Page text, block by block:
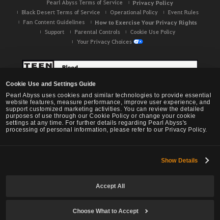
Cookie Use and Settings Guide
Pearl Abyss uses cookies and similar technologies to provide essential
website features, measure performance, improve user experience, and
support customized marketing activities. You can review the detailed
purposes of use through our Cookie Policy or change your cookie
settings at any time. For further details regarding Pearl Abyss's
processing of personal information, please refer to our Privacy Policy.
Show Details
Accept All
Choose What to Accept
Pearl Abyss Terms of Service Privacy Policy
Black Desert Terms of Service Operational Policy
Event Rules
Fan Content Guidelines
How to Exercise Your Privacy Rights
Support Parental Controls
Cookie Use Policy
Your Privacy Choices
Black Desert -NA / EU / OC